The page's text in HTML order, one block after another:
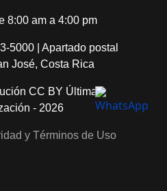
8:00 am a 4:00 pm
5000 | Apartado postal
José, Costa Rica
CC BY Última
- 2026
y Términos de Uso